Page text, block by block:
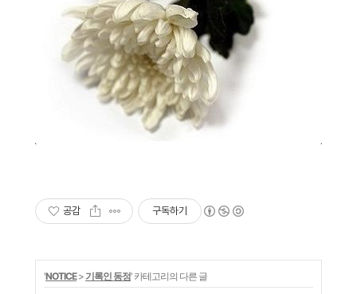
공감 구독하기
'NOTICE> 기록인 동정' 카테고리의 다른 글